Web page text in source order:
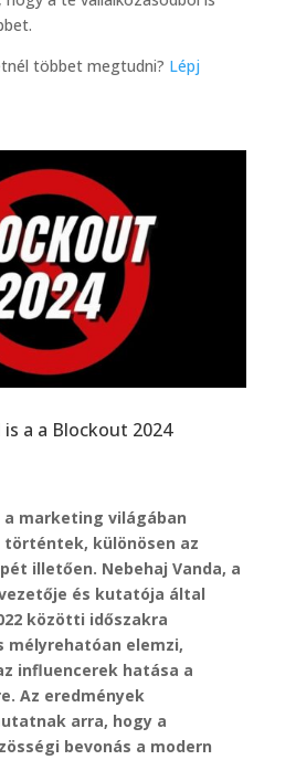
többet megtudni? Lépj
a a Blockout 2024
marketing világában
különösen az
illetően. Nebehaj Vanda, a
és kutatója által
közötti időszakra
elemzi,
influencerek hatása a
Az eredmények
arra, hogy a
bevonás a modern